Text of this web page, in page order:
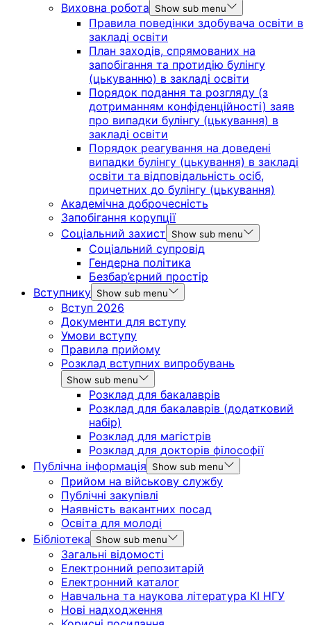
Виховна робота
Show sub menu
Правила поведінки здобувача освіти в
закладі освіти
План заходів, спрямованих на
запобігання та протидію булінгу
(цькуванню) в закладі освіти
Порядок подання та розгляду (з
дотриманням конфіденційності) заяв
про випадки булінгу (цькування) в
закладі освіти
Порядок реагування на доведені
випадки булінгу (цькування) в закладі
освіти та відповідальність осіб,
причетних до булінгу (цькування)
Академічна доброчесність
Запобігання корупції
Соціальний захист
Show sub menu
Соціальний супровід
Гендерна політика
Безбар’єрний простір
Вступнику Show sub menu
Вступ 2026
Документи для вступу
Умови вступу
Правила прийому
Розклад вступних випробувань
Show sub menu
Розклад для бакалаврів
Розклад для бакалаврів (додатковий
набір)
Розклад для магістрів
Розклад для докторів філософії
Публічна інформація
Show sub menu
Прийом на військову службу
Публічні закупівлі
Наявність вакантних посад
Освіта для молоді
Бібліотека
Show sub menu
Загальні відомості
Електронний репозитарій
Електронний каталог
Навчальна та наукова література КІ НГУ
Нові надходження